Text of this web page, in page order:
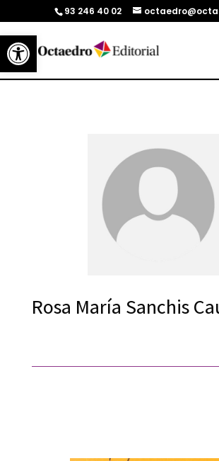
Abrir barra de herramientas
93 246 40 02
Rosa María Sanchis